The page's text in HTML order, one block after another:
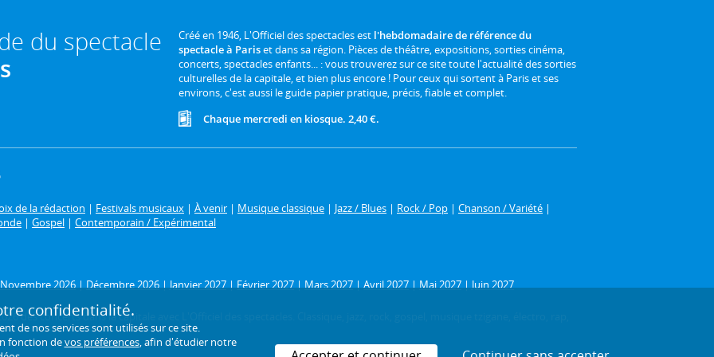
du spectacle
Créé en 1946, L'Officiel des spectacles est l'hebdomadaire de référence du
spectacle à Pariset dans sa région. Pièces de théâtre, expositions, sorties cinéma,
concerts, spectacles enfants... : vous trouverez sur ce site toute l'actualité des sorties
culturelles de la capitale, et bien plus encore ! Pour ceux qui sortent à Paris et ses
environs, c'est aussi le guide papier pratique, précis, fiable et complet.
Chaque mercredi en kiosque. 2,40 €.
de la rédaction | Festivals musicaux | À venir | Musique classique | Jazz / Blues | Rock / Pop | Chanson / Variété |
| Gospel | Contemporain / Expérimental
Novembre 2026|Décembre 2026|Janvier 2027|Février 2027|Mars 2027|Avril 2027|Mai 2027|Juin 2027
des concerts dans la capitale avec L'Officiel des spectacles. Classique, jazz, rock, gospel, musique tzigane, électro, rap,
confidentialité.
de nos services sont utilisés sur ce site.
fonction devos préférences, afin d'étudier notre